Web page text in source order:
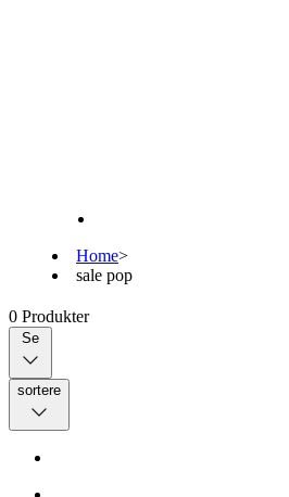
Home>
sale pop
0 Produkter
Se
sortere